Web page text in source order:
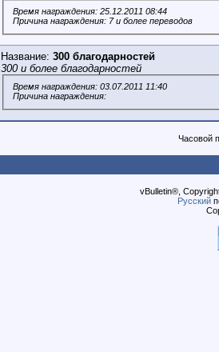
Время награждения: 25.12.2011 08:44
Причина награждения: 7 и более переводов
Название: 300 благодарностей
300 и более благодарностей
Время награждения: 03.07.2011 11:40
Причина награждения:
Часовой
vBulletin®,
Русский